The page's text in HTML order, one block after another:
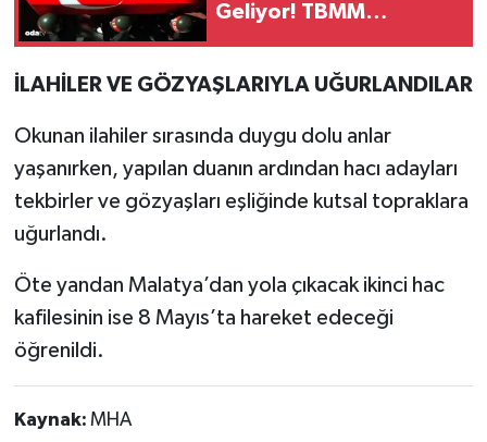
Geliyor! TBMM
İLAHİLER VE GÖZYAŞLARIYLA UĞURLANDILAR
Okunan ilahiler sırasında duygu dolu anlar
yaşanırken, yapılan duanın ardından hacı adayları
tekbirler ve gözyaşları eşliğinde kutsal topraklara
uğurlandı.
Öte yandan Malatya’dan yola çıkacak ikinci hac
kafilesinin ise 8 Mayıs’ta hareket edeceği
öğrenildi.
Kaynak: MHA